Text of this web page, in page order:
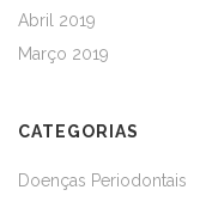
Abril 2019
Março 2019
CATEGORIAS
Doenças Periodontais